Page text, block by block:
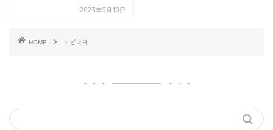
2023年5月10日
HOME エビマヨ